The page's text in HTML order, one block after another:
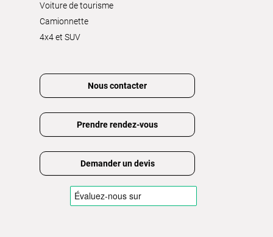
Voiture de tourisme
Camionnette
4x4 et SUV
Nous contacter
Prendre rendez-vous
Demander un devis